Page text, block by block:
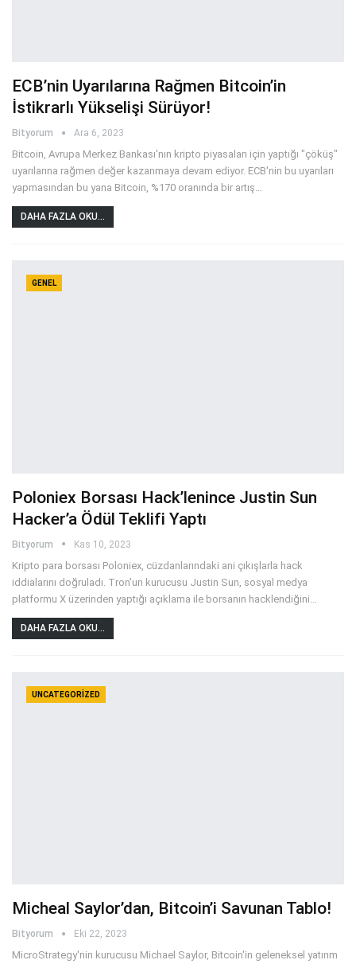
ECB’nin Uyarılarına Rağmen Bitcoin’in
İstikrarlı Yükselişi Sürüyor!
Bityorum Ara 6, 2023
Bitcoin, Avrupa Merkez Bankası'nın kripto piyasaları için yaptığı "çöküş"
uyarılarına rağmen değer kazanmaya devam ediyor. ECB'nin bu uyarıları
yapmasından bu yana Bitcoin, %170 oranında bir artış…
DAHA FAZLA OKU...
GENEL
Poloniex Borsası Hack’lenince Justin Sun
Hacker’a Ödül Teklifi Yaptı
Bityorum Kas 10, 2023
Kripto para borsası Poloniex, cüzdanlarındaki ani çıkışlarla hack
iddialarını doğruladı. Tron'un kurucusu Justin Sun, sosyal medya
platformu X üzerinden yaptığı açıklama ile borsanın hacklendiğini
DAHA FAZLA OKU...
UNCATEGORIZED
Micheal Saylor’dan, Bitcoin’i Savunan Tablo!
Bityorum Eki 22, 2023
MicroStrategy'nin kurucusu Michael Saylor, Bitcoin'in geleneksel yatırım